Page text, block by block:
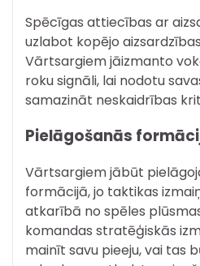
Spēcīgas attiecības ar
uzlabot kopējo
Vārtsargiem jāizmanto
roku signāli, lai nodotu
samazināt neskaidrības
Pielāgošanās
Vārtsargiem jābūt
formācijā, jo taktikas
atkarībā no spēles
komandas stratēģiskās
mainīt savu pieeju, vai tas